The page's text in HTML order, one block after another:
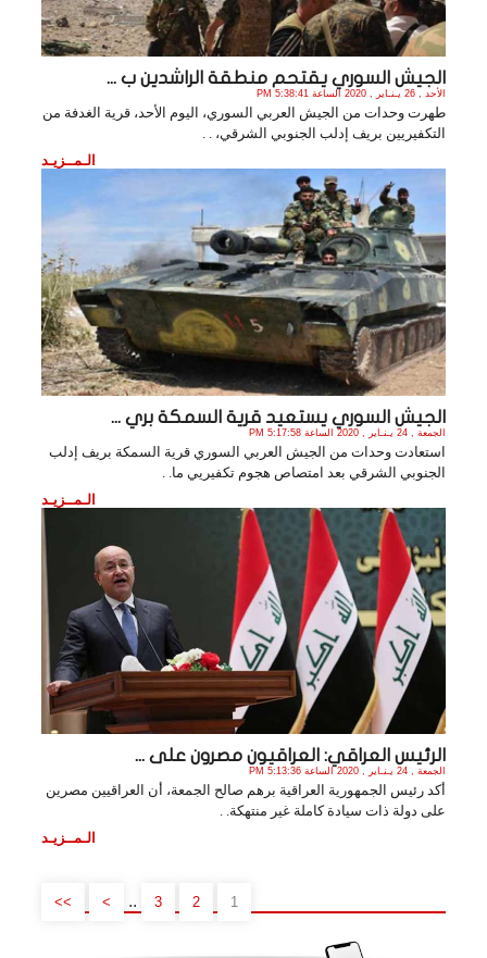
الجيش السوري يقتحم منطقة الراشدين ب ...
الأحد , 26 يـنـاير , 2020 الساعة 5:38:41 PM
طهرت وحدات من الجيش العربي السوري، اليوم الأحد، قرية الغدفة من
التكفيريين بريف إدلب الجنوبي الشرقي، . .
الـمــزيـد
الجيش السوري يستعيد قرية السمكة بري ...
الجمعة , 24 يـنـاير , 2020 الساعة 5:17:58 PM
استعادت وحدات من الجيش العربي السوري قرية السمكة بريف إدلب
الجنوبي الشرقي بعد امتصاص هجوم تكفيريي ما. .
الـمــزيـد
الرئيس العراقي: العراقيون مصرون على ...
الجمعة , 24 يـنـاير , 2020 الساعة 5:13:36 PM
أكد رئيس الجمهورية العراقية برهم صالح الجمعة، أن العراقيين مصرين
على دولة ذات سيادة كاملة غير منتهكة. .
الـمــزيـد
1
2
3
..
>
>>